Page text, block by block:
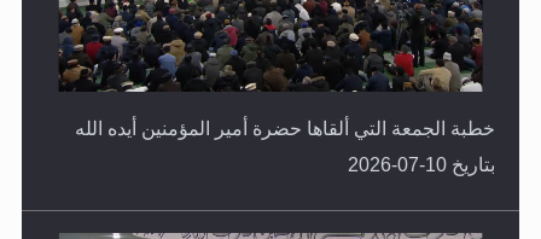
خطبة الجمعة التي ألقاها حضرة أمير المؤمنين أيده الله
بتاريخ 10-07-2026